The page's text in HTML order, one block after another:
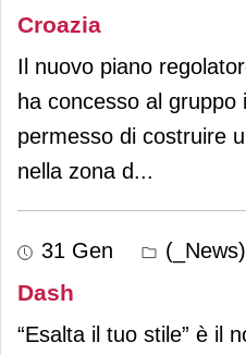
Croazia
Il nuovo piano
ha concesso al gruppo
permesso di costruire
nella zona d...
31 Gen (_News)
Dash
“Esalta il tuo stile” è il